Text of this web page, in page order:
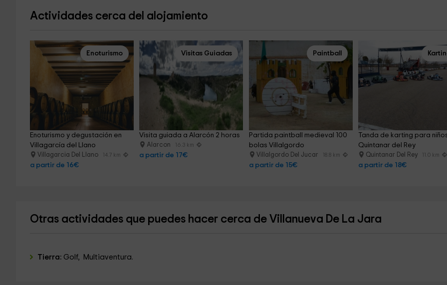
Actividades cerca del alojamiento
Enoturismo
Enoturismo y degustación en
Villagarcía del Llano
Villagarcia Del Llano 14.7 km
a partir de 16€
Visitas Guiadas
Visita guiada a Alarcón 2 horas
Alarcon 16.3 km
a partir de 17€
Paintball
Partida paintball medieval 100
bolas Villalgordo
Villalgordo Del Jucar 18.8 km
a partir de 15€
Tanda de karting para
Quintanar del Rey
Quintanar Del Rey 11.0 km
a partir de 18€
Otras actividades que puedes hacer cerca de Villanueva De La Jara
Tierra: Golf, Multiaventura.